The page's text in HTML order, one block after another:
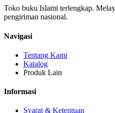
Toko buku Islami terlengkap.
pengiriman nasional.
Navigasi
Tentang Kami
Katalog
Produk Lain
Informasi
Syarat & Ketentuan